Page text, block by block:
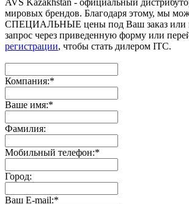
AVS Kazakhstan - официальный
мировых брендов. Благодаря этому, мы
СПЕЦИАЛЬНЫЕ цены под Ваш заказ или
запрос через приведенную форму или
регистрации, чтобы стать дилером ITC.
Компания:*
Ваше имя:*
Фамилия:
Мобильный телефон:*
Город:
Ваш E-mail:*